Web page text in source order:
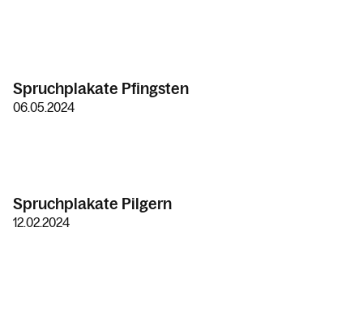
Spruchplakate Pfingsten
06.05.2024
Spruchplakate Pilgern
12.02.2024